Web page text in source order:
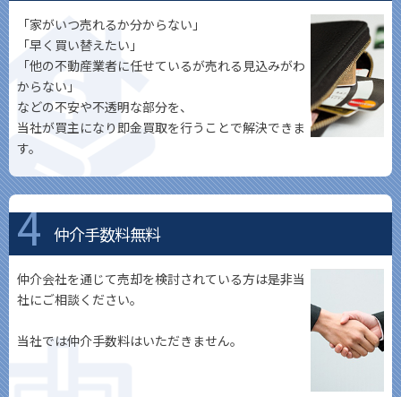
「家がいつ売れるか分からない」
「早く買い替えたい」
「他の不動産業者に任せているが売れる見込みがわ
からない」
などの不安や不透明な部分を、
当社が買主になり即金買取を行うことで解決できま
す。
仲介手数料無料
仲介会社を通じて売却を検討されている方は是非当
社にご相談ください。
当社では仲介手数料はいただきません。